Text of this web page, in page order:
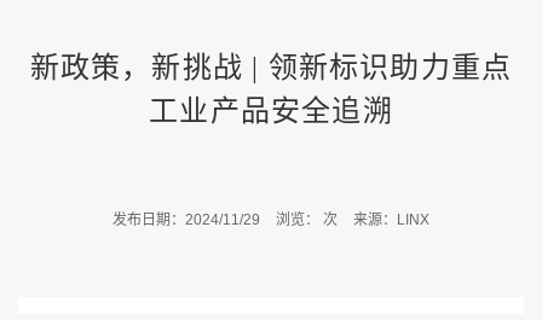
新政策，新挑战 | 领新标识助力重点
工业产品安全追溯
发布日期：2024/11/29 浏览： 次 来源：LINX